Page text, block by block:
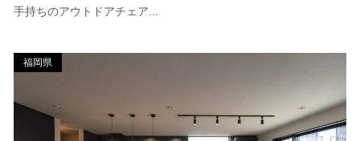
手持ちのアウトドアチェア...
福岡県